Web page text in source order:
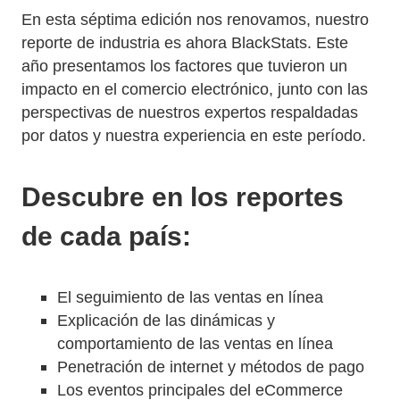
En esta séptima edición nos renovamos, nuestro
reporte de industria es ahora BlackStats. Este
año presentamos los factores que tuvieron un
impacto en el comercio electrónico, junto con las
perspectivas de nuestros expertos respaldadas
por datos y nuestra experiencia en este período.
Descubre en los reportes
de cada país:
El seguimiento de las ventas en línea
Explicación de las dinámicas y
comportamiento de las ventas en línea
Penetración de internet y métodos de pago
Los eventos principales del eCommerce